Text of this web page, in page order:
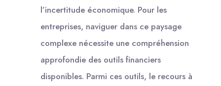
l’incertitude économique. Pour les
entreprises, naviguer dans ce paysage
complexe nécessite une compréhension
approfondie des outils financiers
disponibles. Parmi ces outils, le recours à